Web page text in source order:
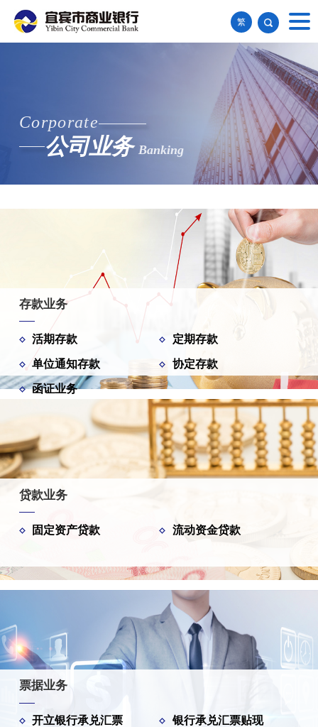
繁
Corporate
公司业务 Banking
存款业务
活期存款 定期存款
单位通知存款 协定存款
函证业务
贷款业务
固定资产贷款 流动资金贷款
票据业务
开立银行承兑汇票 银行承兑汇票贴现